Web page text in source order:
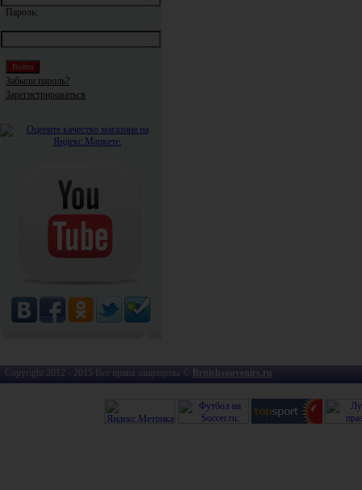
Пароль:
Забыли пароль?
Зарегистрироваться
Copyright 2012 - 2015 Все права защищены © Britishsouvenirs.ru